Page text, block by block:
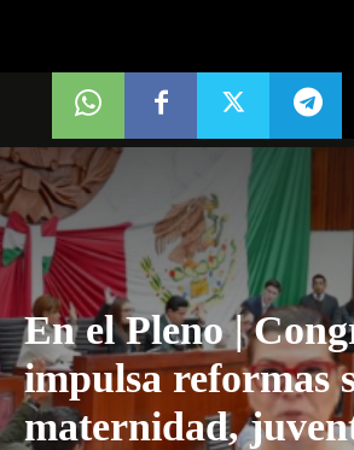
En el Pleno |
impulsa reformas
maternidad,